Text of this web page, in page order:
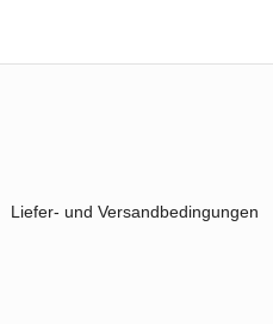
Liefer- und Versandbedingungen